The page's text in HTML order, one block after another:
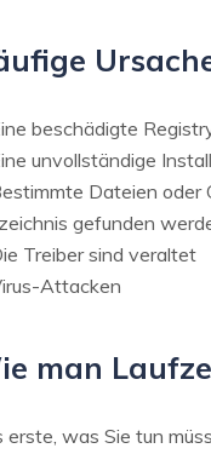
beschädigte
unvollständige
Dateien oder
gefunden
Treiber sind veraltet
Attacken
man
erste, was Sie tun